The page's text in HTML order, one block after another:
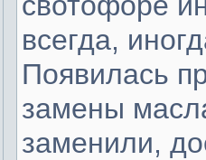
всегда,
Появилась
замены
заменили,